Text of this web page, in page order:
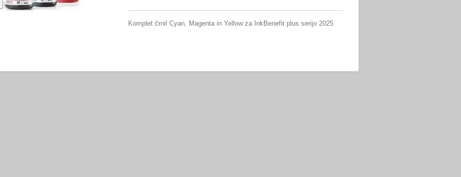
Komplet črnil Cyan, Magenta in Yellow za InkBenefit plus serijo 2025